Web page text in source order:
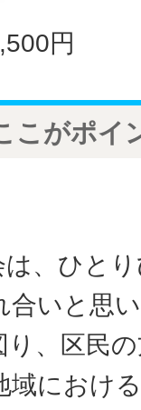
円
こがポイ
、ひと
合いと思
り、区民
域におけ